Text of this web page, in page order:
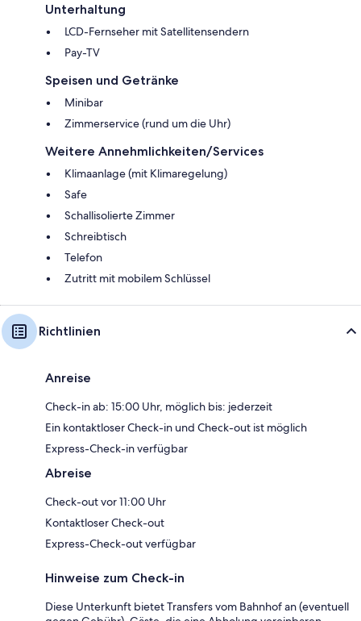
Unterhaltung
LCD-Fernseher mit Satellitensendern
Pay-TV
Speisen und Getränke
Minibar
Zimmerservice (rund um die Uhr)
Weitere Annehmlichkeiten/Services
Klimaanlage (mit Klimaregelung)
Safe
Schallisolierte Zimmer
Schreibtisch
Telefon
Zutritt mit mobilem Schlüssel
Richtlinien
Anreise
Check-in ab: 15:00 Uhr, möglich bis: jederzeit
Ein kontaktloser Check-in und Check-out ist möglich
Express-Check-in verfügbar
Abreise
Check-out vor 11:00 Uhr
Kontaktloser Check-out
Express-Check-out verfügbar
Hinweise zum Check-in
Diese Unterkunft bietet Transfers vom Bahnhof an (eventuell